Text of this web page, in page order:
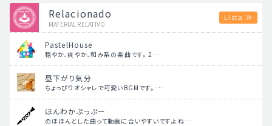
Relacionado
MATERIAL RELATIVO
Lista
PastelHouse
穏やか、爽やか、和み系の楽曲です。 2…
昼下がり気分
ちょっぴりオシャレで可愛いBGMです。 …
ほんわかぷっぷー
のほほんとした曲って動画に合いやすいですよね…